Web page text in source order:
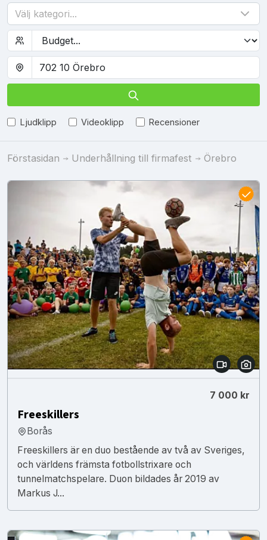
Välj kategori...
Ljudklipp Videoklipp Recensioner
Förstasidan Underhållning till firmafest Örebro
7 000 kr
Freeskillers
Borås
Freeskillers är en duo bestående av två av Sveriges,
och världens främsta fotbollstrixare och
tunnelmatchspelare. Duon bildades år 2019 av
Markus J...